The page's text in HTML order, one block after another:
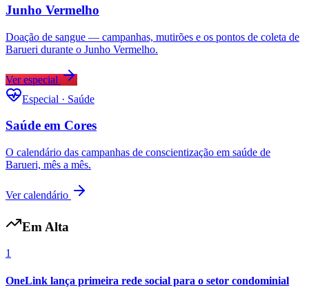
Fluminense
Junho Vermelho
Doação de sangue — campanhas, mutirões e os pontos de coleta de
Barueri durante o Junho Vermelho.
Ver especial
Especial · Saúde
Saúde em Cores
O calendário das campanhas de conscientização em saúde de
Barueri, mês a mês.
Ver calendário
Em Alta
1
OneLink lança primeira rede social para o setor condominial